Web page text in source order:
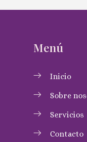
Menú
Inicio
Sobre
Servicios
Contacto